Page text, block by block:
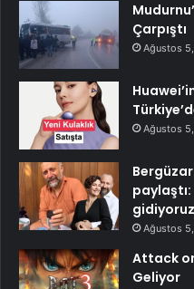
Çarpıştı
Ağustos
Ağustos
paylaştı:
gidiyoruz
Ağustos
Attack
Geliyor